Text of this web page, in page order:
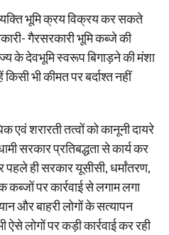
भूमि क्रय विक्रय कर सकते
गैरसरकारी भूमि कब्जे की
के देवभूमि स्वरूप बिगाड़ने की मंशा
भी कीमत पर बर्दाश्त नहीं
एवं शरारती तत्वों को कानूनी दायरे
सरकार प्रतिबद्धता से कार्य कर
पहले ही सरकार यूसीसी, धर्मांतरण,
कब्जों पर कार्रवाई से लगाम लगा
और बाहरी लोगों के सत्यापन
लोगों पर कड़ी कार्रवाई कर रही